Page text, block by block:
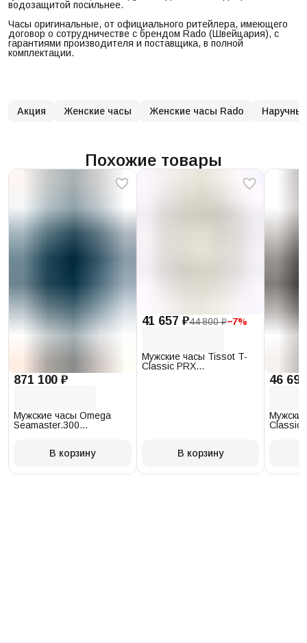
водозащитой посильнее.
Часы оригинальные, от официального ритейлера, имеющего
договор о сотрудничестве с брендом Rado (Швейцария), с
гарантиями производителя и поставщика, в полной
комплектации.
Акция Женские часы Женские часы Rado
Похожие товары
871 100 ₽
Мужские часы Omega
Seamaster.300
В корзину
41 657 ₽44 800 ₽−7%
Мужские часы Tissot T-
Classic PRX
В корзину
46
Classic